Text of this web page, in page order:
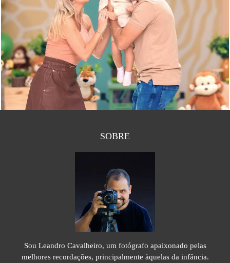
SOBRE
Sou Leandro Cavalheiro, um fotógrafo apaixonado pelas
melhores recordações, principalmente àquelas da infância.